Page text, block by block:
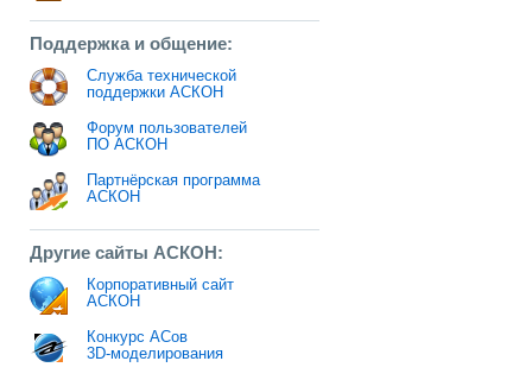
Поддержка и общение:
Служба технической
поддержки АСКОН
Форум пользователей
ПО АСКОН
Партнёрская программа
АСКОН
Другие сайты АСКОН:
Корпоративный сайт
АСКОН
Конкурс АСов
3D-моделирования